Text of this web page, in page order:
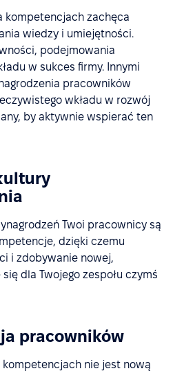
kompetencjach zachęca
wiedzy i umiejętności.
podejmowania
w sukces firmy. Innymi
pracowników
wkładu w rozwój
by aktywnie wspierać ten
Twoi pracownicy są
dzięki czemu
i zdobywanie nowej,
dla Twojego zespołu czymś
pracowników
kompetencjach nie jest nową